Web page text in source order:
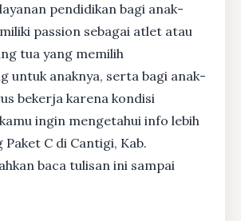
pendidikan bagi anak-
passion sebagai atlet atau
tua yang memilih
untuk anaknya, serta bagi anak-
bekerja karena kondisi
ingin mengetahui info lebih
C di Cantigi, Kab.
baca tulisan ini sampai